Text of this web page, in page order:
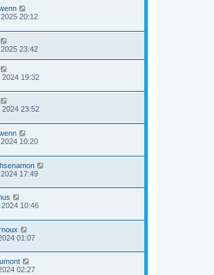
20:12
23:42
2024 19:32
2024 23:52
10:20
17:49
10:46
01:07
02:27